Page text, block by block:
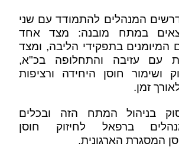
המנהלים להתמודד עם שני
במתח מובנה: מצד אחד
המיומנים בתפקידי הליבה, ומצד
עם עזיבה והתחלופה בכ"א,
ושימור חוסן היחידה ורציפות
זמן.
בניהול המתח הזה ובכלים
ברפאל לחיזוק חוסן
המסגרת הארגונית.